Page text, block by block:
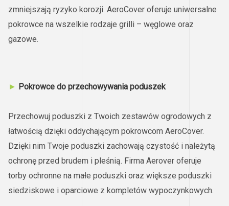
zmniejszają ryzyko korozji. AeroCover oferuje uniwersalne
pokrowce na wszelkie rodzaje grilli – węglowe oraz
gazowe.
► Pokrowce do przechowywania poduszek
Przechowuj poduszki z Twoich zestawów ogrodowych z
łatwością dzięki oddychającym pokrowcom AeroCover.
Dzięki nim Twoje poduszki zachowają czystość i należytą
ochronę przed brudem i pleśnią. Firma Aerover oferuje
torby ochronne na małe poduszki oraz większe poduszki
siedziskowe i oparciowe z kompletów wypoczynkowych.